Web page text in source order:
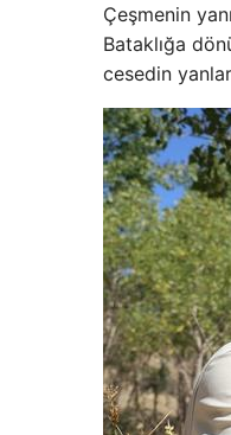
Çeşmenin
Bataklığa
cesedin